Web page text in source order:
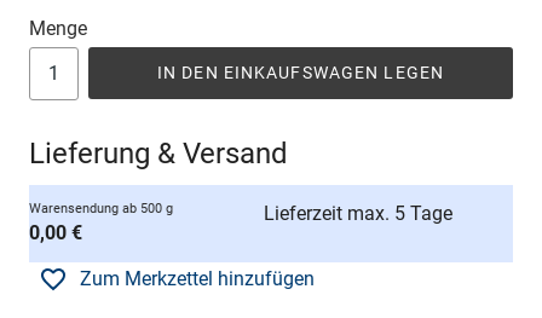
Menge
IN DEN EINKAUFSWAGEN LEGEN
Lieferung & Versand
Warensendung ab 500 g
0,00 €
Lieferzeit max. 5 Tage
Zum Merkzettel hinzufügen